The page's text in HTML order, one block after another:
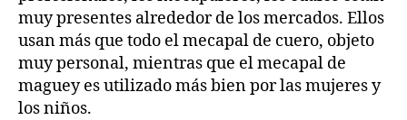
muy presentes alrededor de los mercados. Ellos
usan más que todo el mecapal de cuero, objeto
muy personal, mientras que el mecapal de
maguey es utilizado más bien por las mujeres y
los niños.